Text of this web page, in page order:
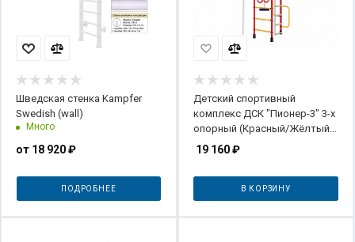
Шведская стенка Kampfer
Swedish (wall)
Много
от 18 920 ₽
ПОДРОБНЕЕ
Детский спортивный
комплекс ДСК "Пионер-3" 3-х
опорный (Красный/Жёлтый,
ПВХ)
19 160₽
В КОРЗИНУ